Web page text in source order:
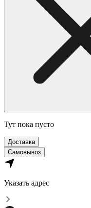
Тут пока пусто
Доставка
Самовывоз
Указать адрес